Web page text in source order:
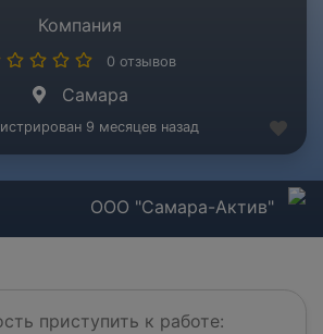
Компания
0 отзывов
Самара
9 месяцев назад
ООО "Самара-Актив"
приступить к работе: